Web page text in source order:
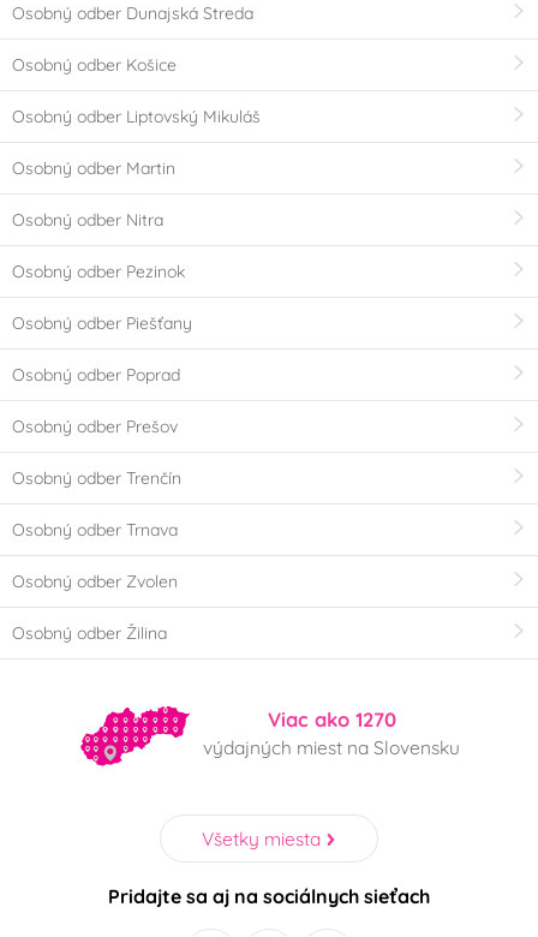
Osobný odber Dunajská Streda
Osobný odber Košice
Osobný odber Liptovský Mikuláš
Osobný odber Martin
Osobný odber Nitra
Osobný odber Pezinok
Osobný odber Piešťany
Osobný odber Poprad
Osobný odber Prešov
Osobný odber Trenčín
Osobný odber Trnava
Osobný odber Zvolen
Osobný odber Žilina
Viac ako 1270
výdajných miest na Slovensku
Všetky miesta
Pridajte sa aj na sociálnych sieťach